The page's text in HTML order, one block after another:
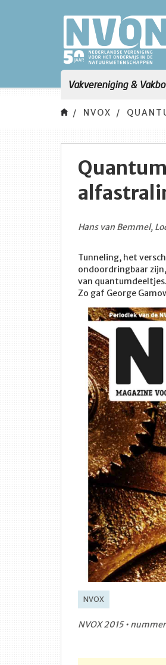
Vakvereniging &
NVOX
Hans van Bemmel,
Tunneling, het
ondoordringbaar
van
Zo gaf George
NVOX
NVOX 2015 •